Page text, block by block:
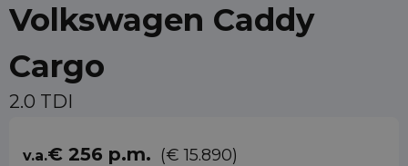
Volkswagen Caddy
Cargo
2.0 TDI
v.a.€ 256 p.m. (€ 15.890)